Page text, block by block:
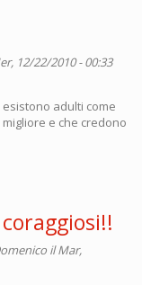
12/22/2010 - 00:33
adulti come
e che credono
il Mar,